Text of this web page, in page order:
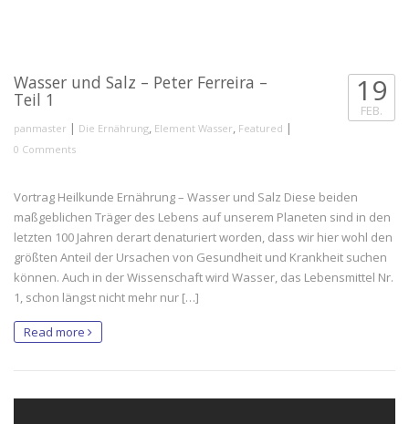
Wasser und Salz – Peter Ferreira –
Teil 1
panmaster | Die Ernährung Element Wasser Featured |
0 Comments
19
FEB.
Vortrag Heilkunde Ernährung – Wasser und Salz Diese beiden
maßgeblichen Träger des Lebens auf unserem Planeten sind in den
letzten 100 Jahren derart denaturiert worden, dass wir hier wohl den
größten Anteil der Ursachen von Gesundheit und Krankheit suchen
können. Auch in der Wissenschaft wird Wasser, das Lebensmittel Nr.
1, schon längst nicht mehr nur […]
Read more